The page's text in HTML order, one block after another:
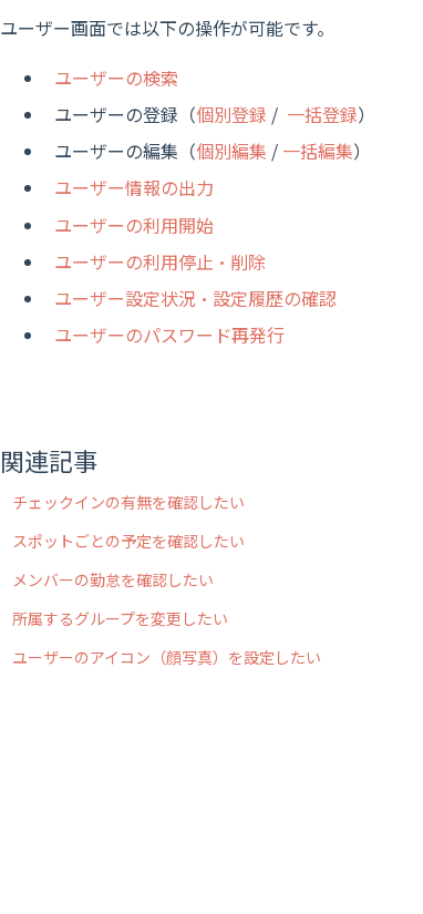
ユーザー画面では以下の操作が可能です。
ユーザーの検索
ユーザーの登録（個別登録 / 一括登録）
ユーザーの編集（個別編集 / 一括編集）
ユーザー情報の出力
ユーザーの利用開始
ユーザーの利用停止・削除
ユーザー設定状況・設定履歴の確認
ユーザーのパスワード再発行
関連記事
チェックインの有無を確認したい
スポットごとの予定を確認したい
メンバーの勤怠を確認したい
所属するグループを変更したい
ユーザーのアイコン（顔写真）を設定したい